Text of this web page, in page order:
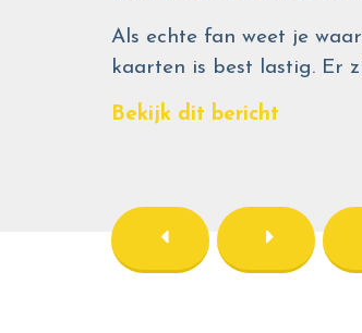
Als echte fan weet je
kaarten is best lastig. Er
Bekijk dit bericht